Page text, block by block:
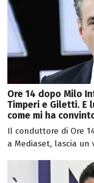
Ore 14 dopo Milo
Timperi e Giletti. E
come mi ha
Il conduttore di Ore
a Mediaset, lascia un